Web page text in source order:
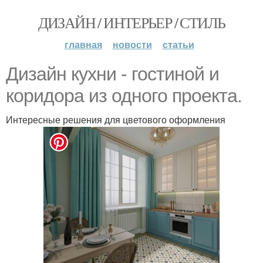
ДИЗАЙН / ИНТЕРЬЕР / СТИЛЬ
главная новости статьи
Дизайн кухни - гостиной и
коридора из одного проекта.
Интересные решения для цветового оформления